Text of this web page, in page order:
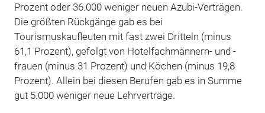
Prozent oder 36.000 weniger neuen Azubi-Verträgen.
Die größten Rückgänge gab es bei
Tourismuskaufleuten mit fast zwei Dritteln (minus
61,1 Prozent), gefolgt von Hotelfachmännern- und -
frauen (minus 31 Prozent) und Köchen (minus 19,8
Prozent). Allein bei diesen Berufen gab es in Summe
gut 5.000 weniger neue Lehrverträge.